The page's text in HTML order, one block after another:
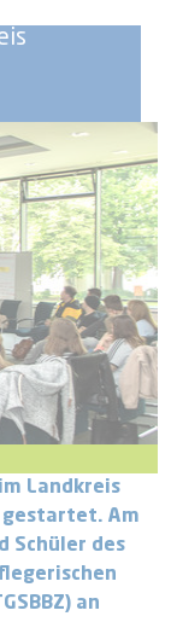
Landkreis
Am
Schüler des
an